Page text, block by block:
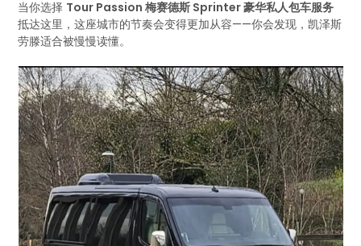
当你选择 Tour Passion 梅赛德斯 Sprinter 豪华私人包车服务
抵达这里，这座城市的节奏会变得更加从容——你会发现，凯泽斯
劳滕适合被慢慢读懂。